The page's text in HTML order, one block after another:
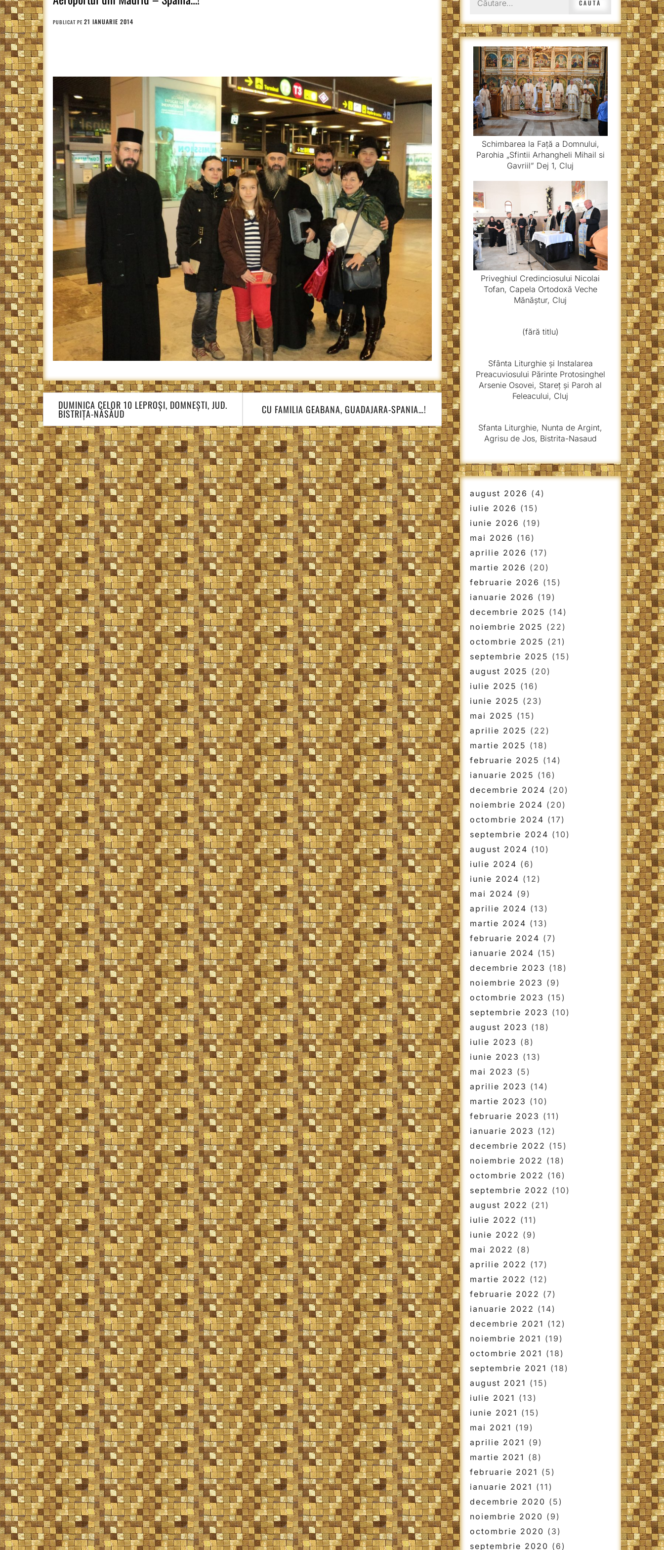
PUBLICAT PE 21 IANUARIE 2014
Navigare
în
articole
DUMINICA CELOR 10 LEPROȘI, DOMNEȘTI, JUD.
BISTRIȚA-NĂSĂUD CU FAMILIA GEABANA, GUADAJARA-SPANIA…!
după:
Schimbarea la Față a Domnului,
Parohia „Sfintii Arhangheli Mihail si
Gavriil” Dej 1, Cluj
Priveghiul Credinciosului Nicolai
Tofan, Capela Ortodoxă Veche
Mănăștur, Cluj
(fără titlu)
Sfânta Liturghie și Instalarea
Preacuviosului Părinte Protosinghel
Arsenie Osovei, Stareț și Paroh al
Feleacului, Cluj
Sfanta Liturghie, Nunta de Argint,
Agrisu de Jos, Bistrita-Nasaud
august 2026 (4)
iulie 2026 (15)
iunie 2026 (19)
mai 2026 (16)
aprilie 2026 (17)
martie 2026 (20)
februarie 2026 (15)
ianuarie 2026 (19)
decembrie 2025 (14)
noiembrie 2025 (22)
octombrie 2025 (21)
septembrie 2025 (15)
august 2025 (20)
iulie 2025 (16)
iunie 2025 (23)
mai 2025 (15)
aprilie 2025 (22)
martie 2025 (18)
februarie 2025 (14)
ianuarie 2025 (16)
decembrie 2024 (20)
noiembrie 2024 (20)
octombrie 2024 (17)
septembrie 2024 (10)
august 2024 (10)
iulie 2024 (6)
iunie 2024 (12)
mai 2024 (9)
aprilie 2024 (13)
martie 2024 (13)
februarie 2024 (7)
ianuarie 2024 (15)
decembrie 2023 (18)
noiembrie 2023 (9)
octombrie 2023 (15)
septembrie 2023 (10)
august 2023 (18)
iulie 2023 (8)
iunie 2023 (13)
mai 2023 (5)
aprilie 2023 (14)
martie 2023 (10)
februarie 2023 (11)
ianuarie 2023 (12)
decembrie 2022 (15)
noiembrie 2022 (18)
octombrie 2022 (16)
septembrie 2022 (10)
august 2022 (21)
iulie 2022 (11)
iunie 2022 (9)
mai 2022 (8)
aprilie 2022 (17)
martie 2022 (12)
februarie 2022 (7)
ianuarie 2022 (14)
decembrie 2021 (12)
noiembrie 2021 (19)
octombrie 2021 (18)
septembrie 2021 (18)
august 2021 (15)
iulie 2021 (13)
iunie 2021 (15)
mai 2021 (19)
aprilie 2021 (9)
martie 2021 (8)
februarie 2021 (5)
ianuarie 2021 (11)
decembrie 2020 (5)
noiembrie 2020 (9)
octombrie 2020 (3)
septembrie 2020 (6)